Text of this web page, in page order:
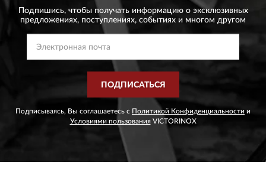
Подпишись, чтобы получать информацию о эксклюзивных
предложениях, поступлениях, событиях и многом другом
ПОДПИСАТЬСЯ
Подписываясь, Вы соглашаетесь с Политикой Конфиденциальности и
Условиями пользованияVICTORINOX